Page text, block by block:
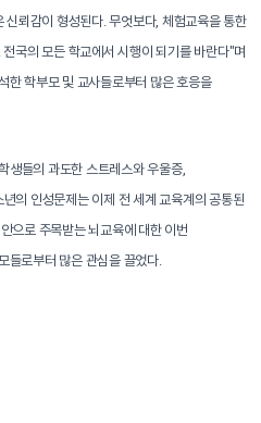
뢰감이 형성된다. 무엇보다, 체험교육을 통한
국의 모든 학교에서 시행이 되기를 바란다"며
한 학부모 및 교사들로부터 많은 호응을
생들의 과도한 스트레스와 우울증,
의 인성문제는 이제 전 세계 교육계의 공통된
으로 주목받는 뇌교육에 대한 이번
들로부터 많은 관심을 끌었다.